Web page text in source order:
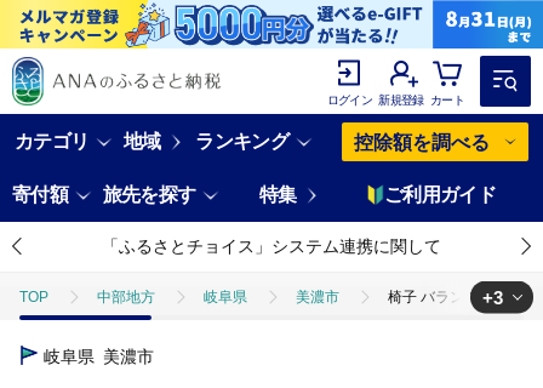
ログイン 新規登録 カート
カテゴリ 地域 ランキング 控除額を調べる
寄付額 旅先を探す 特集 ご利用ガイド
「ふるさとチョイス」システム連携に関して
TOP 中部地方 岐阜県 美濃市 椅子 バランスイージー
TOP
+3
岐阜県 美濃市